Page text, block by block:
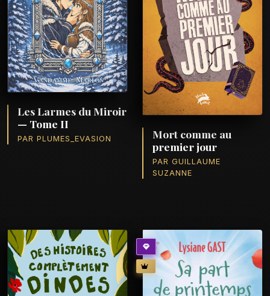
Les Larmes du Miroir
— Tome II
PAR PLUMES_EVASION
Mort comme au
premier jour
PAR GUILLAUME
SUZANNE